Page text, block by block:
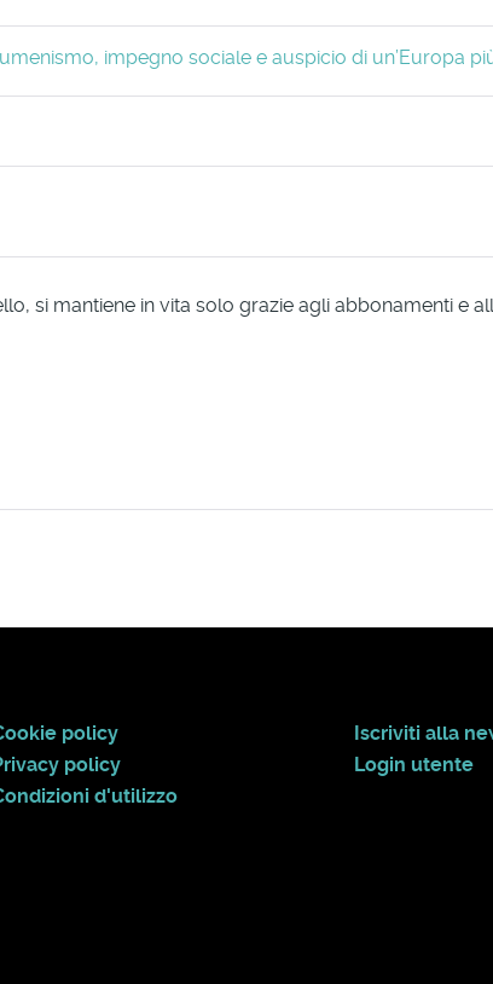
impegno sociale e auspicio di un’Europa
si mantiene in vita solo grazie agli abbonamenti e
policy
policy
d'utilizzo
Iscriviti alla
Login utente